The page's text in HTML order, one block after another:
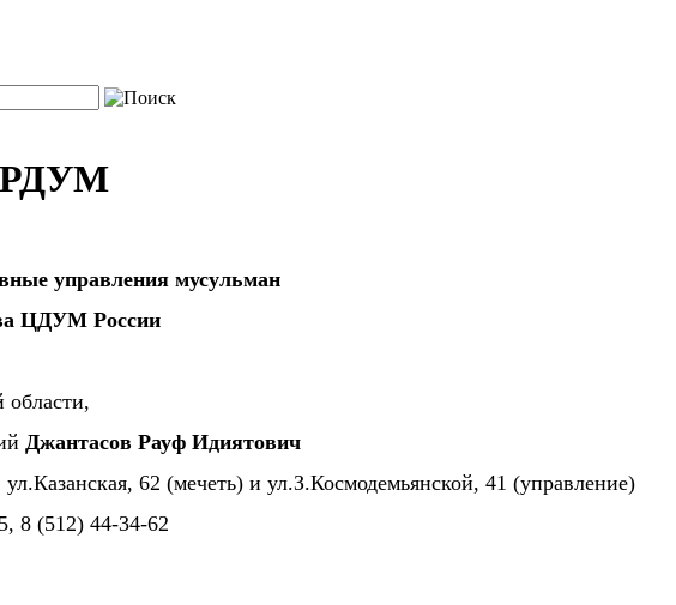
РДУМ
управления мусульман
ЦДУМ России
Джантасов Рауф Идиятович
ул.Казанская, 62 (мечеть) и ул.З.Космодемьянской, 41 (управление)
8 (512) 44-34-62